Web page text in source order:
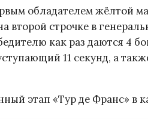
обладателем жёлтой
второй строчке в
как раз даются 4
11 секунд, а
этап «Тур де Франс» в